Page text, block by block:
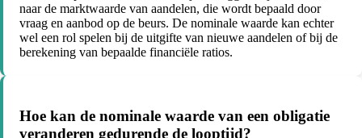
naar de marktwaarde van aandelen, die wordt bepaald door
vraag en aanbod op de beurs. De nominale waarde kan echter
wel een rol spelen bij de uitgifte van nieuwe aandelen of bij de
berekening van bepaalde financiële ratios.
Hoe kan de nominale waarde van een obligatie
veranderen gedurende de looptijd?